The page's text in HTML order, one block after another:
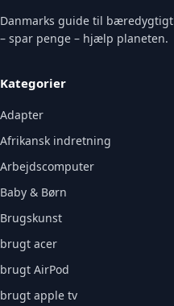
Danmarks guide til
– spar penge – hjælp planeten.
Kategorier
Adapter
Afrikansk indretning
Arbejdscomputer
Baby & Børn
Brugskunst
brugt acer
brugt AirPod
brugt apple tv